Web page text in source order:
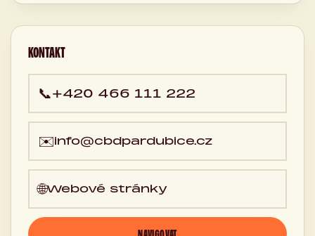
Pardubice,
KONTAKT
📞+420 466 111 222
✉️info@cbdpardubice.cz
🌐Webové stránky